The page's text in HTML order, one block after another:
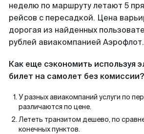
неделю по маршруту летают 5
рейсов с пересадкой. Цена
дорогая из найденных
рублей авиакомпанией Аэрофлот.
Как еще сэкономить используя
билет на самолет без комиссии?
У разных авиакомпаний услуги по
различаются по цене.
Лететь транзитом дешево, по
конечных пунктов.